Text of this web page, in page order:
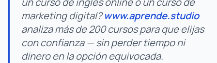
marketing digital?www.aprende.studio
analiza más de 200 cursos para que elijas
con confianza — sin perder tiempo ni
dinero en la opción equivocada.